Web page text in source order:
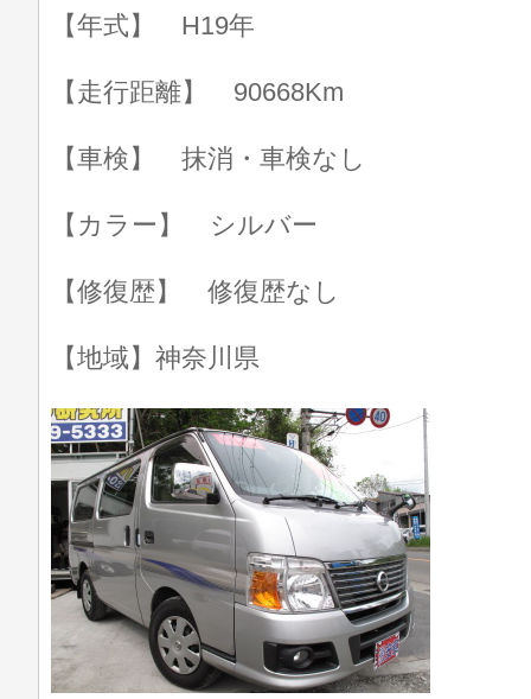
【年式】 H19年
【走行距離】 90668Km
【車検】 抹消・車検なし
【カラー】 シルバー
【修復歴】 修復歴なし
【地域】神奈川県